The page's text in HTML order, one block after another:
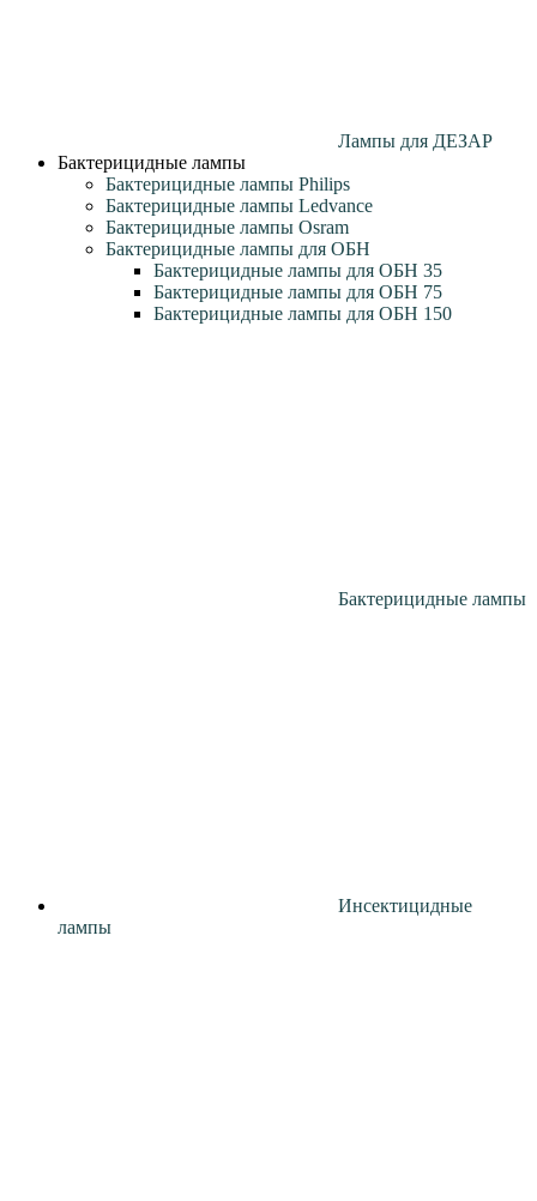
Лампы для ДЕЗАР
Бактерицидные лампы
Бактерицидные лампы Philips
Бактерицидные лампы Ledvance
Бактерицидные лампы Osram
Бактерицидные лампы для ОБН
Бактерицидные лампы для ОБН 35
Бактерицидные лампы для ОБН 75
Бактерицидные лампы для ОБН 150
Бактерицидные лампы
Инсектицидные
лампы